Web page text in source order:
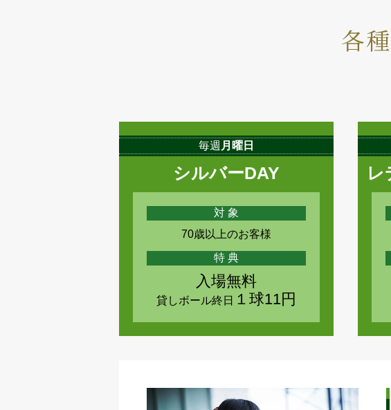
各
毎週 月曜日
シルバーDAY
対 象
70歳以上のお客様
特 典
入場無料
貸しボール終日 １球11円
レ